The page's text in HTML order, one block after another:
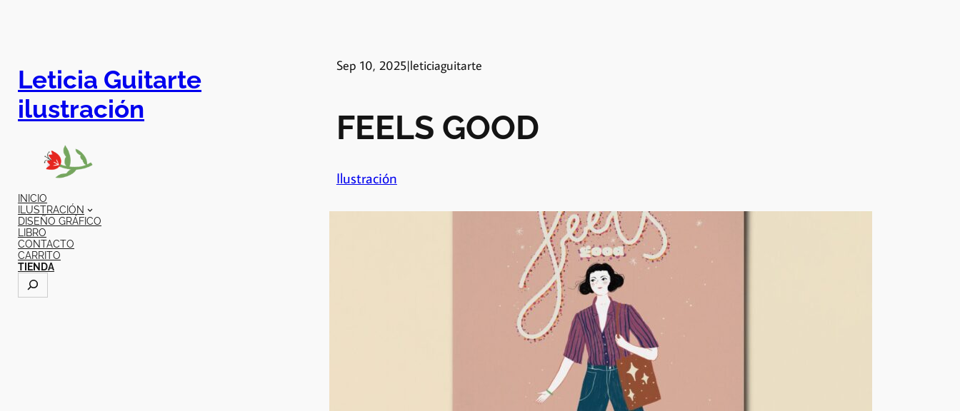
Leticia Guitarte
ilustración
INICIO
ILUSTRACIÓN
DISEÑO GRÁFICO
LIBRO
CONTACTO
CARRITO
TIENDA
Sep 10, 2025|leticiaguitarte
FEELS GOOD
Ilustración